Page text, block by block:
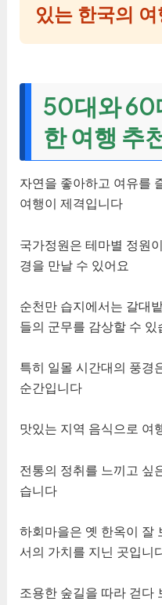
있는 한국의
50대와 60
한 여행 추
자연을 좋아하고 여유를
여행이 제격입니다
국가정원은 테마별 정원
경을 만날 수 있어요
순천만 습지에서는 갈대
들의 군무를 감상할 수 있
특히 일몰 시간대의 풍경
순간입니다
맛있는 지역 음식으로 여
전통의 정취를 느끼고 싶
습니다
하회마을은 옛 한옥이 잘
서의 가치를 지닌 곳입니
조용한 숲길을 따라 걷다